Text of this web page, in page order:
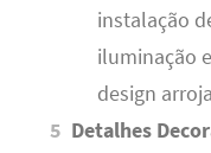
instalação
iluminação
design
Detalhes